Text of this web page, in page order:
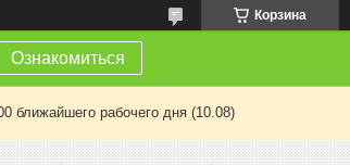
Корзина
Ознакомиться
ближайшего рабочего дня (10.08)